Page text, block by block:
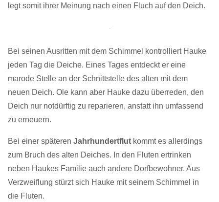
legt somit ihrer Meinung nach einen Fluch auf den Deich.
Bei seinen Ausritten mit dem Schimmel kontrolliert Hauke
jeden Tag die Deiche. Eines Tages entdeckt er eine
marode Stelle an der Schnittstelle des alten mit dem
neuen Deich. Ole kann aber Hauke dazu überreden, den
Deich nur notdürftig zu reparieren, anstatt ihn umfassend
zu erneuern.
Bei einer späteren Jahrhundertflut kommt es allerdings
zum Bruch des alten Deiches. In den Fluten ertrinken
neben Haukes Familie auch andere Dorfbewohner. Aus
Verzweiflung stürzt sich Hauke mit seinem Schimmel in
die Fluten.